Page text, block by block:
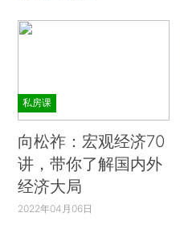
私房课
向松祚：宏观经济70
讲，带你了解国内外
经济大局
2022年04月06日